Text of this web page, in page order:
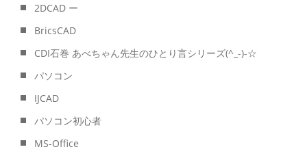
2DCAD ー
BricsCAD
CDI石巻 あべちゃん先生のひとり言シリーズ(^_-)-☆
パソコン
IJCAD
パソコン初心者
MS-Office